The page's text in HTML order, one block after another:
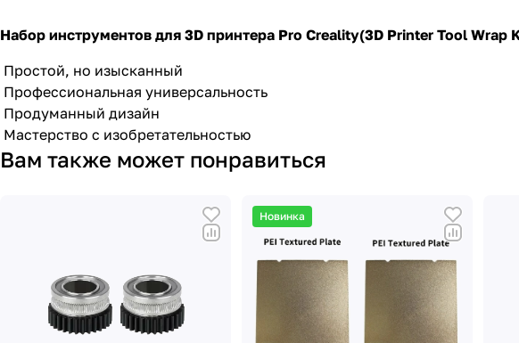
Набор инструментов для 3D принтера Pro Creality(3D Printer Tool Wrap
Простой, но изысканный
Профессиональная универсальность
Продуманный дизайн
Мастерство с изобретательностью
Вам также может понравиться
Новинка